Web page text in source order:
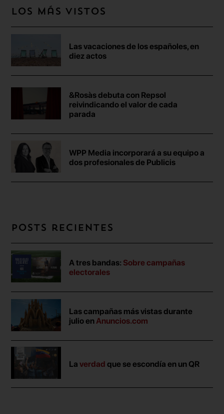
Los más vistos
Las vacaciones de los españoles, en
diez actos
&Rosàs debuta con Repsol
reivindicando el valor de cada
parada
WPP Media incorporará a su equipo a
dos profesionales de Publicis
Posts recientes
A tres bandas: Sobre campañas
electorales
Las campañas más vistas durante
julio enAnuncios.com
Laverdad que se escondía en un QR